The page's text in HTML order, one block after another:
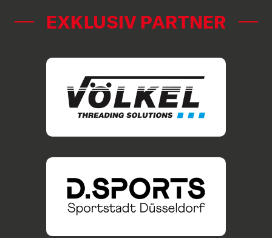
EXKLUSIV PARTNER